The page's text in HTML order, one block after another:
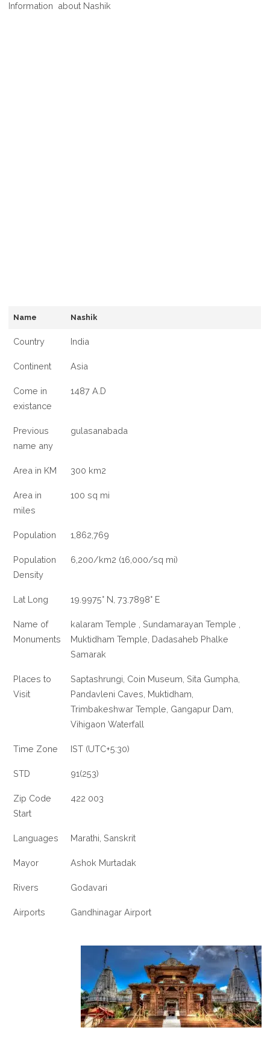
AND
Information about Nashik
Name Nashik
Country India
Continent Asia
Come in
existance
1487 A.D
Previous
name any
gulasanabada
Area in KM 300 km2
Area in
miles
100 sq mi
Population 1,862,769
Population
Density
6,200/km2 (16,000/sq mi)
Lat Long 19.9975° N, 73.7898° E
Name of
Monuments
kalaram Temple , Sundamarayan Temple ,
Muktidham Temple, Dadasaheb Phalke
Samarak
Places to
Visit
Saptashrungi, Coin Museum, Sita Gumpha,
Pandavleni Caves, Muktidham,
Trimbakeshwar Temple, Gangapur Dam,
Vihigaon Waterfall
Time Zone IST (UTC+5:30)
STD 91(253)
Zip Code
Start
422 003
Languages Marathi, Sanskrit
Mayor Ashok Murtadak
Rivers Godavari
Airports Gandhinagar Airport